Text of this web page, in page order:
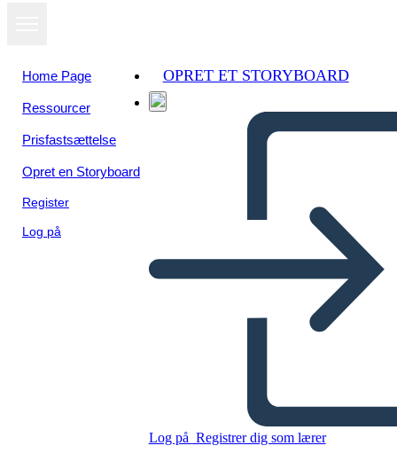
Home Page
Ressourcer
Prisfastsættelse
Opret en Storyboard
Register
Log på
OPRET ET STORYBOARD
Log på Registrer dig som lærer
מגרש תרשים עבור ענבי זעם